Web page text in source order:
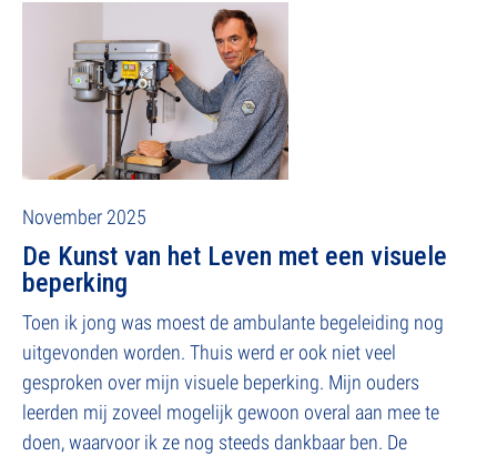
November 2025
De Kunst van het Leven met een visuele
beperking
Toen ik jong was moest de ambulante begeleiding nog
uitgevonden worden. Thuis werd er ook niet veel
gesproken over mijn visuele beperking. Mijn ouders
leerden mij zoveel mogelijk gewoon overal aan mee te
doen, waarvoor ik ze nog steeds dankbaar ben. De